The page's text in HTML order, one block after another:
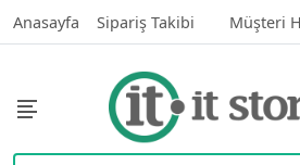
Anasayfa Sipariş Takibi Müşteri